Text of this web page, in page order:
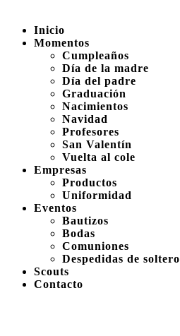
Inicio
Momentos
Cumpleaños
Día de la madre
Día del padre
Graduación
Nacimientos
Navidad
Profesores
San Valentín
Vuelta al cole
Empresas
Productos
Uniformidad
Eventos
Bautizos
Bodas
Comuniones
Despedidas de soltero
Scouts
Contacto